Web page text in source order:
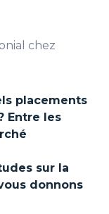
chez
placements
Entre les
sur la
donnons